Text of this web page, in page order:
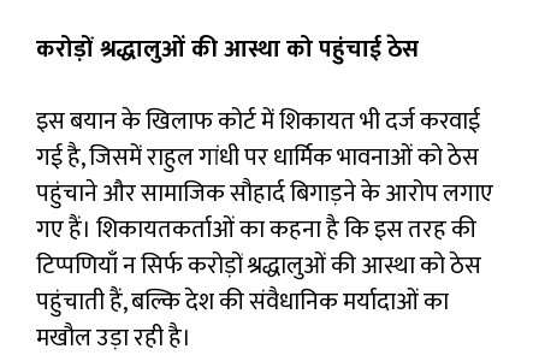
करोड़ों श्रद्धालुओं की आस्था को पहुंचाई ठेस
इस बयान के खिलाफ कोर्ट में शिकायत भी दर्ज करवाई
गई है, जिसमें राहुल गांधी पर धार्मिक भावनाओं को ठेस
पहुंचाने और सामाजिक सौहार्द बिगाड़ने के आरोप लगाए
गए हैं। शिकायतकर्ताओं का कहना है कि इस तरह की
टिप्पणियाँ न सिर्फ करोड़ों श्रद्धालुओं की आस्था को ठेस
पहुंचाती हैं, बल्कि देश की संवैधानिक मर्यादाओं का
मखौल उड़ा रही है।